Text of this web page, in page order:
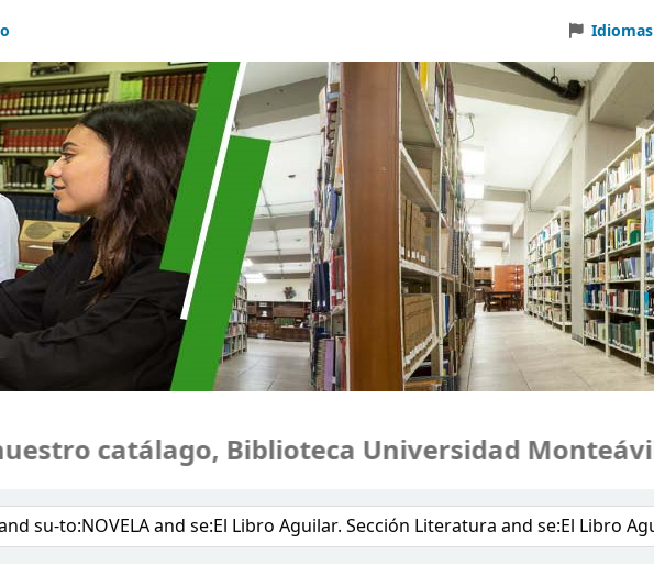
Idiomas
catálago, Biblioteca Universidad Monteávila